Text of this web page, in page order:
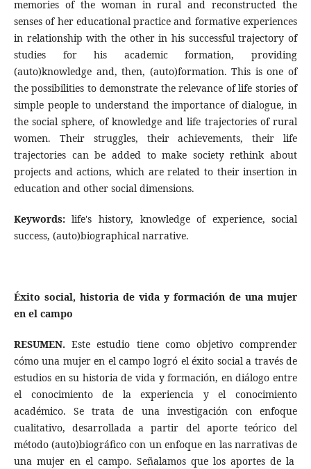
memories of the woman in rural and reconstructed the
senses of her educational practice and formative experiences
in relationship with the other in his successful trajectory of
studies for his academic formation, providing
(auto)knowledge and, then, (auto)formation. This is one of
the possibilities to demonstrate the relevance of life stories of
simple people to understand the importance of dialogue, in
the social sphere, of knowledge and life trajectories of rural
women. Their struggles, their achievements, their life
trajectories can be added to make society rethink about
projects and actions, which are related to their insertion in
education and other social dimensions.
Keywords:life's history, knowledge of experience, social
success, (auto)biographical narrative.
Éxito social, historia de vida y formación de una mujer
en el campo
RESUMEN.Este estudio tiene como objetivo comprender
cómo una mujer en el campo logró el éxito social a través de
estudios en su historia de vida y formación, en diálogo entre
el conocimiento de la experiencia y el conocimiento
académico. Se trata de una investigación con enfoque
cualitativo, desarrollada a partir del aporte teórico del
método (auto)biográfico con un enfoque en las narrativas de
una mujer en el campo. Señalamos que los aportes de la